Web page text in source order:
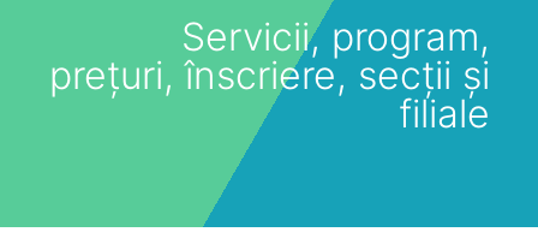
Servicii, program,
prețuri, înscriere, secții și
filiale